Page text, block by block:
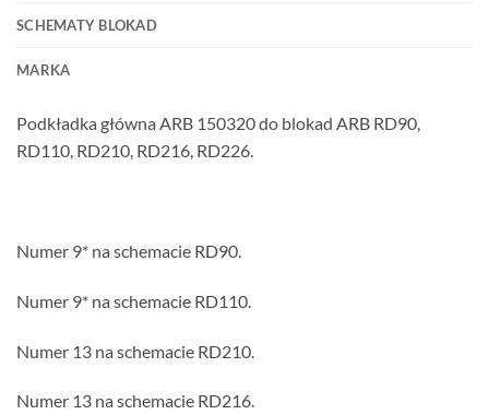
SCHEMATY BLOKAD
MARKA
Podkładka główna ARB 150320 do blokad ARB RD90,
RD110, RD210, RD216, RD226.
Numer 9* na schemacie RD90.
Numer 9* na schemacie RD110.
Numer 13 na schemacie RD210.
Numer 13 na schemacie RD216.